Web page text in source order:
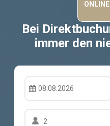
Bei
immer den
08.08.2026
2